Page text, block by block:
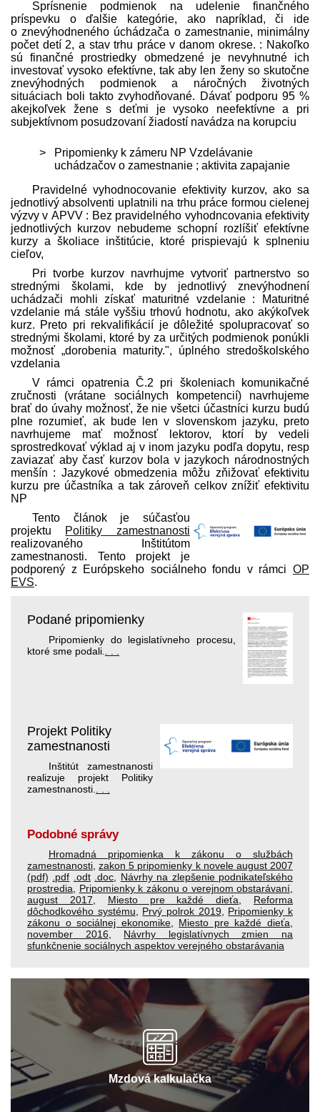
Sprísnenie podmienok na udelenie finančného
príspevku o ďalšie kategórie, ako napríklad, či ide
o znevýhodneného úchádzača o zamestnanie, minimálny
počet detí 2, a stav trhu práce v danom okrese. : Nakoľko
sú finančné prostriedky obmedzené je nevyhnutné ich
investovať vysoko efektívne, tak aby len ženy so skutočne
znevýhodných podmienok a náročných životných
situáciach boli takto zvyhodňované. Dávať podporu 95 %
akejkoľvek žene s deťmi je vysoko neefektívne a pri
subjektívnom posudzovaní žiadostí navádza na korupciu
Pripomienky k zámeru NP Vzdelávanie
uchádzačov o zamestnanie ; aktivita zapajanie
Pravidelné vyhodnocovanie efektivity kurzov, ako sa
jednotlivý absolventi uplatnili na trhu práce formou cielenej
výzvy v APVV : Bez pravidelného vyhodncovania efektivity
jednotlivých kurzov nebudeme schopní rozlíšiť efektívne
kurzy a školiace inštitúcie, ktoré prispievajú k splneniu
cieľov,
Pri tvorbe kurzov navrhujme vytvoriť partnerstvo so
strednými školami, kde by jednotlivý znevýhodnení
uchádzači mohli získať maturitné vzdelanie : Maturitné
vzdelanie má stále vyššiu trhovú hodnotu, ako akýkoľvek
kurz. Preto pri rekvalifikácií je dôležité spolupracovať so
strednými školami, ktoré by za určitých podmienok ponúkli
možnosť „dorobenia maturity.", úplného stredo­školského
vzdelania
V rámci opatrenia Č.2 pri školeniach komunikačné
zručnosti (vrátane sociálnych kompetencií) navrhujeme
brať do úvahy možnosť, že nie všetci účastníci kurzu budú
plne rozumieť, ak bude len v slovenskom jazyku, preto
navrhujeme mať možnosť lektorov, ktorí by vedeli
sprostredkovať výklad aj v inom jazyku podľa dopytu, resp
zaviazať aby časť kurzov bola v jazykoch národnostných
menšín : Jazykové obmedzenia môžu zňižovať efektivitu
kurzu pre účastníka a tak zároveň celkov znížiť efektivitu
NP
Tento článok je súčasťou
projektu Politiky zamestnanosti
realizovaného Inštitútom
zamestnanosti. Tento projekt je
podporený z Európskeho sociálneho fondu v rámci OP
EVS.
Podané pripomienky
Pripomienky do legislatívneho procesu,
ktoré sme podali.
Projekt Politiky
zamestnanosti
Inštitút zamestnanosti
realizuje projekt Politiky
zamestnanosti.
Podobné správy
Hromadná pripomienka k zákonu o službách
zamestnanosti ,zakon 5 pripomienky k novele august 2007
(pdf)
.pdf .odt .doc
Návrhy na zlepšenie podnikateľského
prostredia
Pripomienky k zákonu o verejnom obstarávaní,
august 2017
Miesto pre každé dieťa
Reforma
dôchodkového systému
Prvý polrok 2019, Pripomienky k
zákonu o sociálnej ekonomike, Miesto pre každé dieťa,
november 2016
Návrhy legislatívnych zmien na
sfunkčnenie sociálnych aspektov verejného obstarávania
Mzdová kalkulačka